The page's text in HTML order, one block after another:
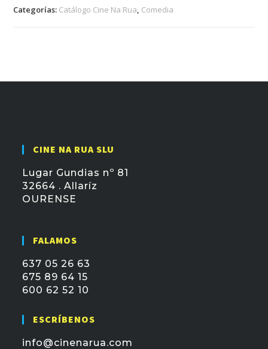
Categorías: Catálogo Cine Na Rua, Comedia
CINE NA RUA SLU
Lugar Gundias nº 81
32664 . Allaríz
OURENSE
FALAMOS
637 05 26 63
675 89 64 15
600 62 52 10
ESCRÍBENOS
info@cinenarua.com